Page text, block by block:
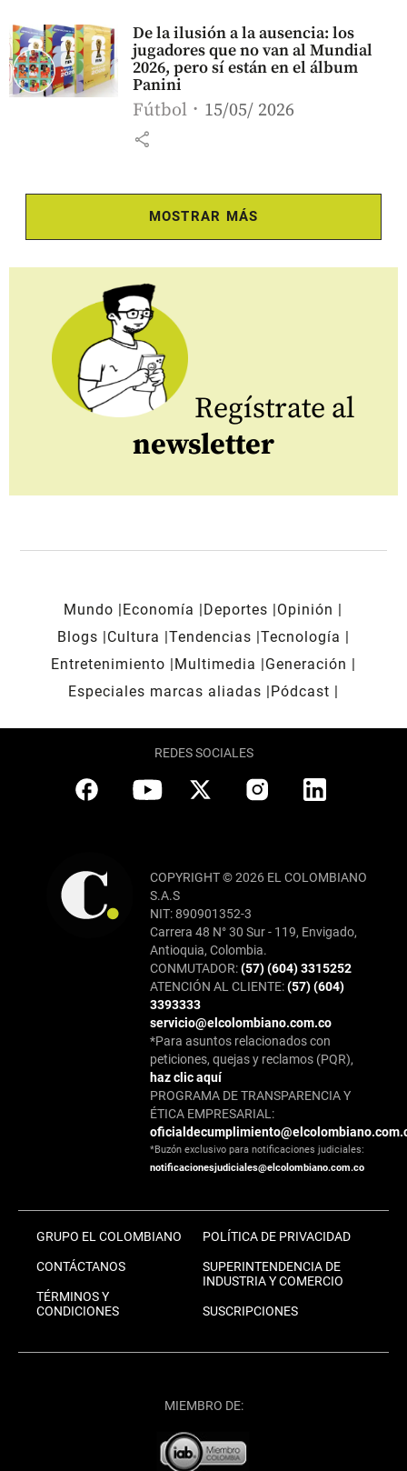
De la ilusión a la ausencia: los
jugadores que no van al Mundial
2026, pero sí están en el álbum
Panini
Fútbol 15/05/ 2026
share
MOSTRAR MÁS
Regístrate al
newsletter
Mundo Economía Deportes
Opinión
Blogs
Cultura Tendencias Tecnología
Entretenimiento
Multimedia
Generación
Especiales marcas aliadas
Pódcast
REDES SOCIALES
COPYRIGHT © 2026 EL COLOMBIANO
S.A.S
NIT: 890901352-3
Carrera 48 N° 30 Sur - 119, Envigado,
Antioquia, Colombia.
CONMUTADOR:(57) (604) 3315252
ATENCIÓN AL CLIENTE:(57) (604)
3393333
servicio@elcolombiano.com.co
*Para asuntos relacionados con
peticiones, quejas y reclamos (PQR),
haz clic aquí
PROGRAMA DE TRANSPARENCIA Y
ÉTICA EMPRESARIAL:
*Buzón exclusivo para notificaciones judiciales:
notificacionesjudiciales@elcolombiano.com.co
GRUPO EL COLOMBIANO
CONTÁCTANOS
TÉRMINOS Y
CONDICIONES
POLÍTICA DE PRIVACIDAD
SUPERINTENDENCIA DE
INDUSTRIA Y COMERCIO
SUSCRIPCIONES
MIEMBRO DE: